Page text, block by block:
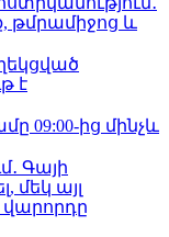
թմրամիջոց և
է
09:00-ից մինչև
Գայի
մեկ այլ
վարորդը